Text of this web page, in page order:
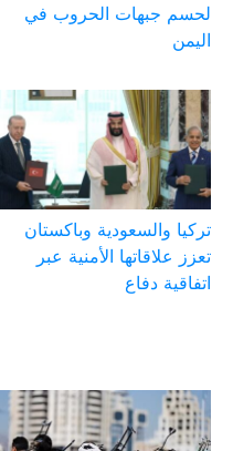
لحسم جبهات الحروب في
اليمن
تركيا والسعودية وباكستان
تعزز علاقاتها الأمنية عبر
اتفاقية دفاع